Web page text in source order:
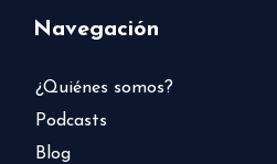
Navegación
¿Quiénes somos?
Podcasts
Blog